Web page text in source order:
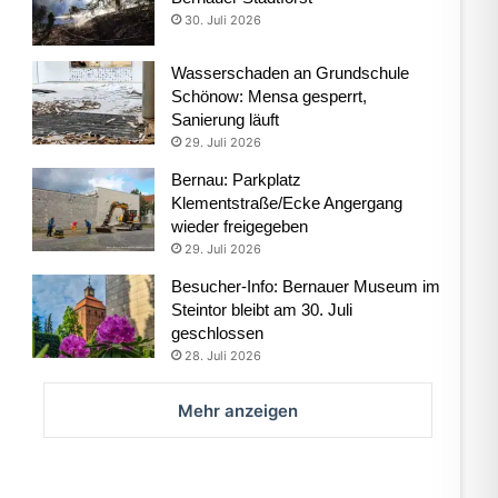
30. Juli 2026
Wasserschaden an Grundschule
Schönow: Mensa gesperrt,
Sanierung läuft
29. Juli 2026
Bernau: Parkplatz
Klementstraße/Ecke Angergang
wieder freigegeben
29. Juli 2026
Besucher-Info: Bernauer Museum im
Steintor bleibt am 30. Juli
geschlossen
28. Juli 2026
Mehr anzeigen